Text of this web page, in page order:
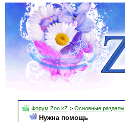
Форум Zoo.kZ > Основные разделы
Нужна помощь